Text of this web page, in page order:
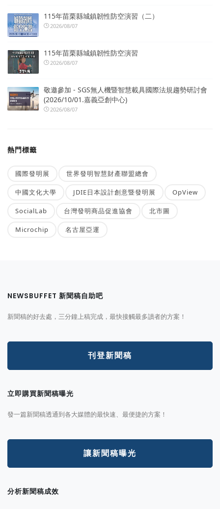
115年苗栗縣城鎮韌性防空演習（二）
2026/08/07
115年苗栗縣城鎮韌性防空演習
2026/08/07
敬邀參加 - SGS無人機暨智慧載具國際法規趨勢研討會
(2026/10/01.嘉義亞創中心)
2026/08/07
熱門標籤
國際發明展 世界發明智慧財產聯盟總會
中國文化大學 JDIE日本設計創意暨發明展 OpView
SocialLab 台灣發明商品促進協會 北市圖
Microchip 名古屋亞運
NEWSBUFFET 新聞稿自助吧
新聞稿的好去處，三分鐘上稿完成，最快接觸最多讀者的方案！
刊登新聞稿
立即購買新聞稿曝光
發一篇新聞稿透通到各大媒體的最快速、最便捷的方案！
讓新聞稿曝光
分析新聞稿成效